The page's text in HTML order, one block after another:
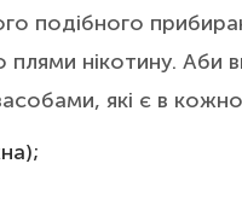
подібного
плями нікотину. Аби
які є в